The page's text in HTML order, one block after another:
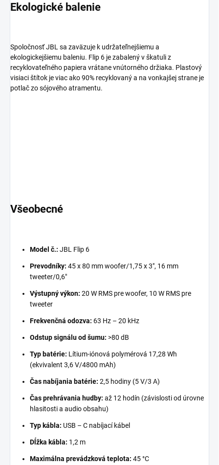
Ekologické balenie
Spoločnosť JBL sa zaväzuje k udržateľnejšiemu a
ekologickejšiemu baleniu. Flip 6 je zabalený v škatuli z
recyklovateľného papiera vrátane vnútorného držiaka. Plastový
visiaci štítok je viac ako 90% recyklovaný a na vonkajšej strane je
potlač zo sójového atramentu.
Všeobecné
Model č.: JBL Flip 6
Prevodníky: 45 x 80 mm woofer/1,75 x 3", 16 mm
tweeter/0,6"
Výstupný výkon: 20 W RMS pre woofer, 10 W RMS pre
tweeter
Frekvenčná odozva: 63 Hz – 20 kHz
Odstup signálu od šumu: >80 dB
Typ batérie: Lítium-iónová polymérová 17,28 Wh
(ekvivalent 3,6 V/4800 mAh)
Čas nabíjania batérie: 2,5 hodiny (5 V/3 A)
Čas prehrávania hudby: až 12 hodín (závislosti od úrovne
hlasitosti a audio obsahu)
Typ kábla: USB – C nabíjací kábel
Dĺžka kábla: 1,2 m
Maximálna prevádzková teplota: 45 °C